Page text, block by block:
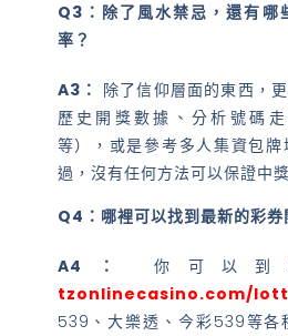
Q3：除了風水禁忌，還有哪
率？
A3： 除了信仰層面的東西，
歷史開獎數據、分析號碼
等），或是參考多人集資包
過，沒有任何方法可以保證中獎
Q4：哪裡可以找到最新的彩券
A4：
你可以到
tzonlinecasino.com/
539、大樂透、今彩539等各